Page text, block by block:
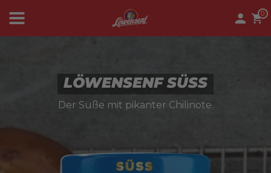
Löwenwelt
0
LÖWENSENF SÜSS
Der Süße mit pikanter Chilinote.